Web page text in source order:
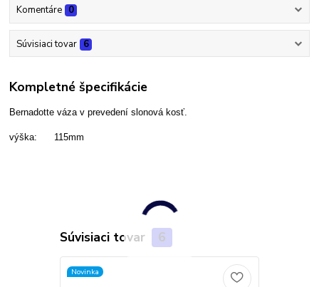
Komentáre 0
Súvisiaci tovar 6
Kompletné špecifikácie
Bernadotte váza v prevedení slonová kosť.
výška: 115mm
Súvisiaci tovar 6
Novinka